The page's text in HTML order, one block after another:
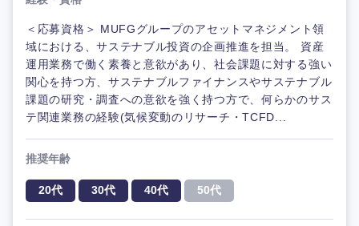
＜応募資格＞ MUFGグループのアセットマネジメント領
域における、サステナブル投資の企画推進を担当。 資産
運用業務で働く素養と意欲があり、社会課題に対する強い
関心を持つ方、サステナブルファイナンスやサステナブル
課題の研究・調査への意欲を強く持つ方で、何らかのサス
テ関連業務の経験(気候変動のリサーチ・TCFD...
推奨年齢
20代 30代 40代 50代